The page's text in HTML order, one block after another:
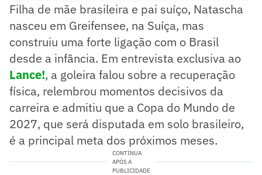
Filha de mãe brasileira e pai suíço, Natascha
nasceu em Greifensee, na Suíça, mas
construiu uma forte ligação com o Brasil
desde a infância. Em entrevista exclusiva ao
Lance!, a goleira falou sobre a recuperação
física, relembrou momentos decisivos da
carreira e admitiu que a Copa do Mundo de
2027, que será disputada em solo brasileiro,
é a principal meta dos próximos meses.
CONTINUA
APÓS A
PUBLICIDADE